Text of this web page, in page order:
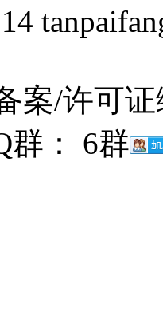
案/许可
群： 6群